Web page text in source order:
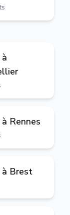
Rennes
Brest